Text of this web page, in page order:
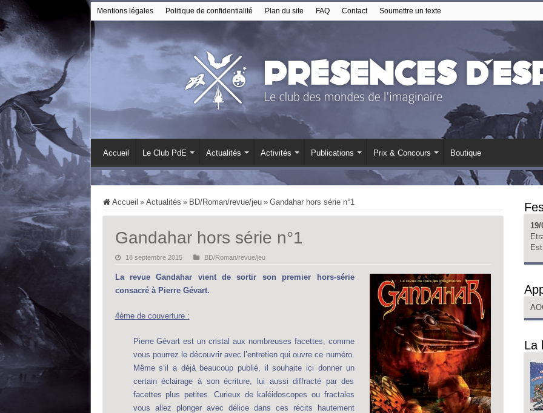
Mentions légales Politique de confidentialité Plan du site FAQ Contact Soumettre un texte
Accueil Le Club PdE Actualités Activités Publications Prix & Concours Boutique
Accueil » Actualités » BD/Roman/revue/jeu » Gandahar hors série n°1
Gandahar hors série n°1
18 septembre 2015 BD/Roman/revue/jeu
La revue Gandahar vient de sortir son premier hors-série
consacré à Pierre Gévart.
4ème de couverture :
Pierre Gévart est un cristal aux nombreuses facettes, comme
vous pourrez le découvrir avec l’entretien qui ouvre ce numéro.
Même s’il a déjà beaucoup publié, il souhaite ici donner un
certain éclairage à son écriture, lui aussi diffracté par des
facettes plus petites. Curieux de kaléidoscopes ou fractales
vous allez plonger avec délice dans ces récits hautement
19/
Est
La